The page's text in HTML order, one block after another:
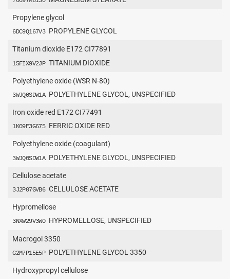
Propylene glycol
6DC9Q167V3 PROPYLENE GLYCOL
Titanium dioxide E172 CI77891
15FIX9V2JP TITANIUM DIOXIDE
Polyethylene oxide (WSR N-80)
3WJQ0SDW1A POLYETHYLENE GLYCOL, UNSPECIFIED
Iron oxide red E172 CI77491
1K09F3G675 FERRIC OXIDE RED
Polyethylene oxide (coagulant)
3WJQ0SDW1A POLYETHYLENE GLYCOL, UNSPECIFIED
Cellulose acetate
3J2P07GVB6 CELLULOSE ACETATE
Ηypromellose
3NXW29V3WO HYPROMELLOSE, UNSPECIFIED
Macrogol 3350
G2M7P15E5P POLYETHYLENE GLYCOL 3350
Hydroxypropyl cellulose